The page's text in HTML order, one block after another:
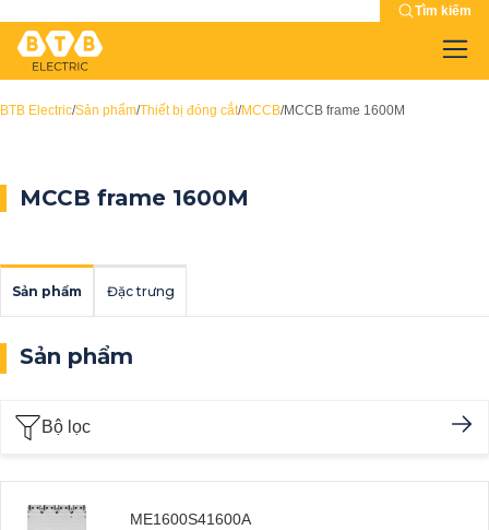
Tìm kiếm
BTB Electric/Sản phẩm/Thiết bị đóng cắt/MCCB/MCCB frame 1600M
MCCB frame 1600M
Sản phẩm Đặc trưng
Sản phẩm
Bộ lọc
ME1600S41600A